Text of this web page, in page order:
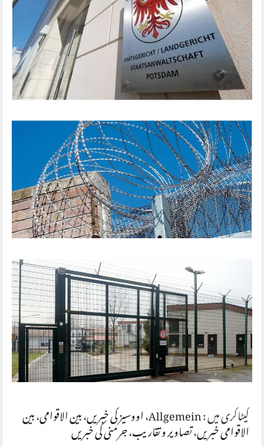
کیٹاگری میں :Allgemein،اووسیز کی خبریں،بین الاقوامی،بین الاقوامی خبریں،تصاویر و تقاریب،جرمنی کی خبریں